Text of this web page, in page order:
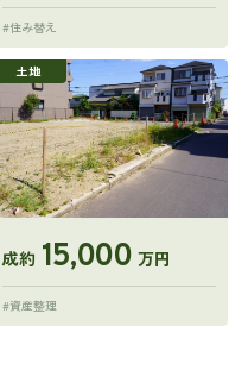
#住み替え
土地
成約 15,000 万円
#資産整理